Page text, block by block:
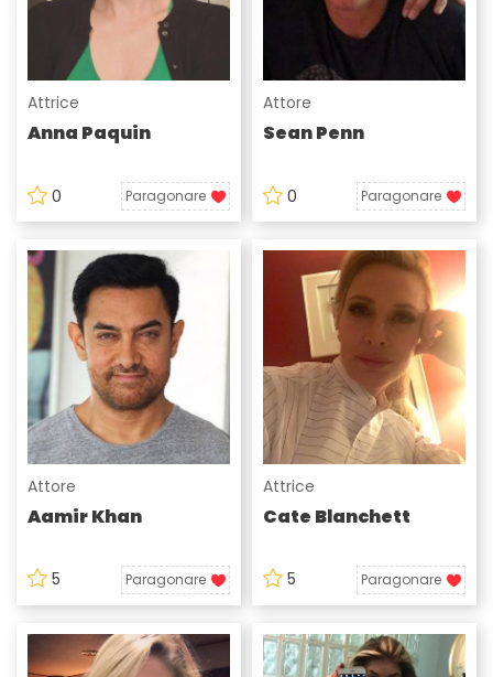
Attrice
Anna Paquin
0 Paragonare
Attore
Sean Penn
0 Paragonare
Attore
Aamir Khan
5 Paragonare
Attrice
Cate Blanchett
5 Paragonare